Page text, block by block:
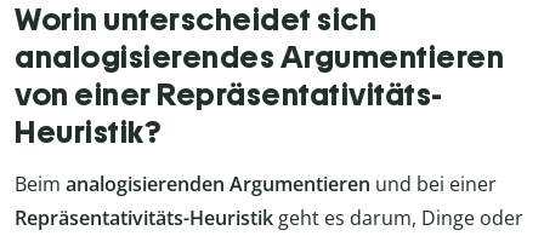
Worin unterscheidet sich
analogisierendes Argumentieren
von einer Repräsentativitäts-
Heuristik?
Beim analogisierenden Argumentieren und bei einer
Repräsentativitäts-Heuristik geht es darum, Dinge oder